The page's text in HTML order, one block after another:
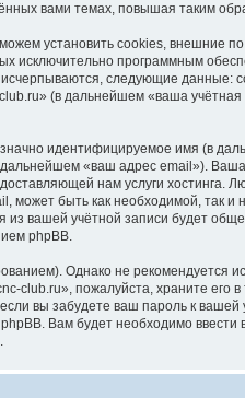
вами темах, повышая таким
установить cookies, внешние
исключительно программным
следующие
(в дальнейшем «ваша
идентифицируемое имя (в
«ваш адрес email»).
нам услуги хостинга.
может быть как необходимой, так
вашей учётной записи будет
phpBB.
Однако не рекомендуется
club.ru», пожалуйста, храните его
вы забудете ваш пароль к
Вам будет необходимо